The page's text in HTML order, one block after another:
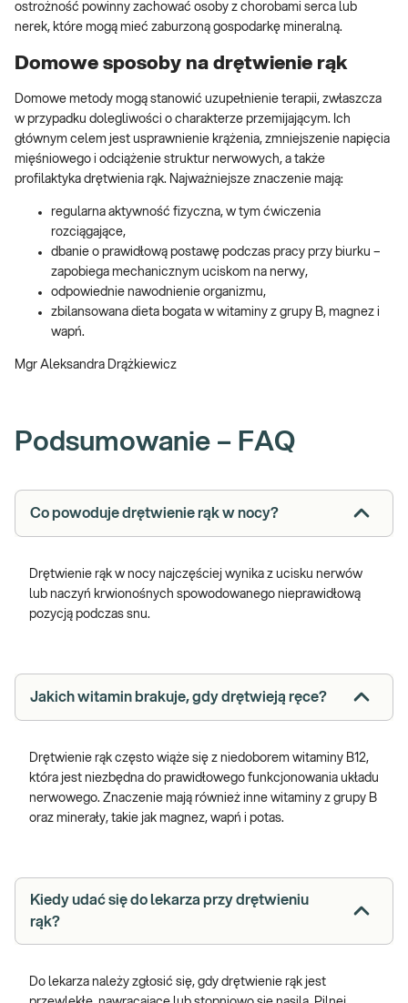
ostrożność powinny zachować osoby z chorobami serca lub
nerek, które mogą mieć zaburzoną gospodarkę mineralną.
Domowe sposoby na drętwienie rąk
Domowe metody mogą stanowić uzupełnienie terapii, zwłaszcza
w przypadku dolegliwości o charakterze przemijającym. Ich
głównym celem jest usprawnienie krążenia, zmniejszenie napięcia
mięśniowego i odciążenie struktur nerwowych, a także
profilaktyka drętwienia rąk. Najważniejsze znaczenie mają:
regularna aktywność fizyczna, w tym ćwiczenia
rozciągające,
dbanie o prawidłową postawę podczas pracy przy biurku –
zapobiega mechanicznym uciskom na nerwy,
odpowiednie nawodnienie organizmu,
zbilansowana dieta bogata w witaminy z grupy B, magnez i
wapń.
Mgr Aleksandra Drążkiewicz
Podsumowanie – FAQ
Co powoduje drętwienie rąk w nocy?
Drętwienie rąk w nocy najczęściej wynika z ucisku nerwów
lub naczyń krwionośnych spowodowanego nieprawidłową
pozycją podczas snu.
Jakich witamin brakuje, gdy drętwieją ręce?
Drętwienie rąk często wiąże się z niedoborem witaminy B12,
która jest niezbędna do prawidłowego funkcjonowania układu
nerwowego. Znaczenie mają również inne witaminy z grupy B
oraz minerały, takie jak magnez, wapń i potas.
Kiedy udać się do lekarza przy drętwieniu
rąk?
Do lekarza należy zgłosić się, gdy drętwienie rąk jest